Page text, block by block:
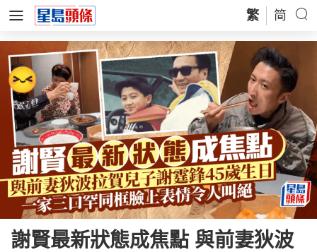
繁 简
謝賢最新狀態成焦點 與前妻狄波